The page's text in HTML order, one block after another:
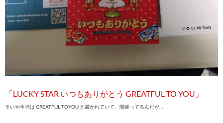
「LUCKY STAR いつもありがとう GREATFUL TO YOU」
※いや本当は GREATFUL TOYOU と書かれていて、間違ってるんだが…